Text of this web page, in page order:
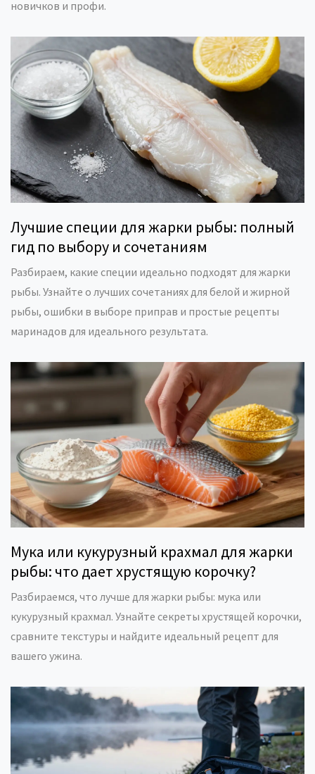
новичков и профи.
Лучшие специи для жарки рыбы: полный
гид по выбору и сочетаниям
Разбираем, какие специи идеально подходят для жарки
рыбы. Узнайте о лучших сочетаниях для белой и жирной
рыбы, ошибки в выборе приправ и простые рецепты
маринадов для идеального результата.
Мука или кукурузный крахмал для жарки
рыбы: что дает хрустящую корочку?
Разбираемся, что лучше для жарки рыбы: мука или
кукурузный крахмал. Узнайте секреты хрустящей корочки,
сравните текстуры и найдите идеальный рецепт для
вашего ужина.